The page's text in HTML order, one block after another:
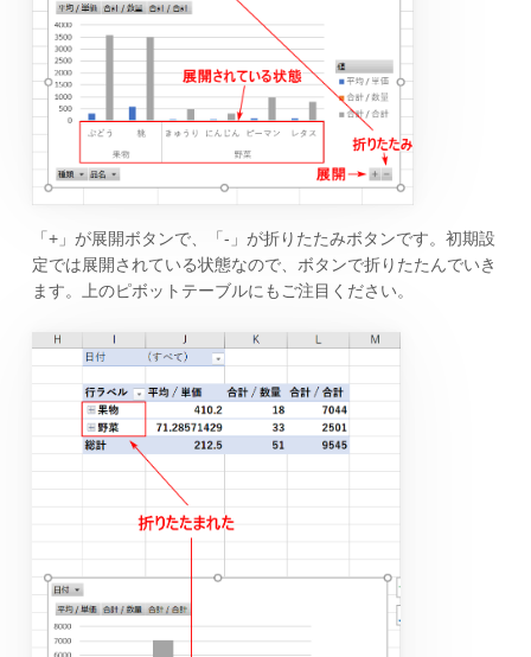
「+」が展開ボタンで、「-」が折りたたみボタンです。初期設
定では展開されている状態なので、ボタンで折りたたんでいき
ます。上のピボットテーブルにもご注目ください。